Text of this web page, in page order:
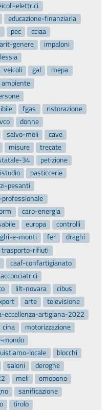
elettrici
educazione-finanziaria
pec
cciaa
genere
impaloni
veicoli gal
mepa
ambiente
fgas
ristorazione
vco
donne
salvo-meli
cave
misure
trecate
34
petizione
pasticcerie
pesanti
caro-energia
europa
controlli
e-monti fer
draghi
trasporto-rifiuti
caaf-confartigianato
acconciatrici
lilt-novara
cibus
arte
televisione
eccellenza-artigiana-2022
cina
motorizzazione
mondo
locale
blocchi
saloni
deroghe
meli
omobono
sanificazione
tirolo